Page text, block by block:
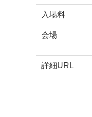
入場料
会場
詳細URL